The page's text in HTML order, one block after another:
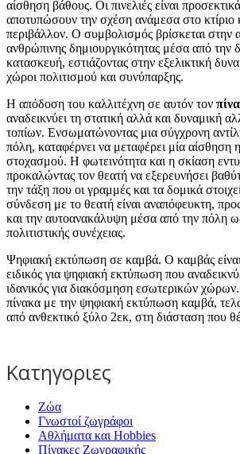
αίσθηση βάθους. Οι πινελιές είναι
αποτυπώσουν την σχέση ανάμεσα στο κτίριο
περιβάλλον. Ο συμβολισμός βρίσκεται στην
ανθρώπινης δημιουργικότητας μέσα από την
κατασκευή, εστιάζοντας στην εξελικτική
χώροι πολιτισμού και συνύπαρξης.
Η απόδοση του καλλιτέχνη σε αυτόν τον
αναδεικνύει τη στατική αλλά και δυναμική
τοπίων. Ενσωματώνοντας μια σύγχρονη
πόλη, καταφέρνει να μεταφέρει μία αίσθηση
στοχασμού. Η φωτεινότητα και η σκίαση
προκαλώντας τον θεατή να εξερευνήσει
την τάξη που οι γραμμές και τα δομικά
σύνδεση με το θεατή είναι αναπόφευκτη,
και την αυτοανακάλυψη μέσα από την πόλη
πολιτιστικής συνέχειας.
Ψηφιακή εκτύπωση σε καμβά. Ο καμβάς
ειδικός για ψηφιακή εκτύπωση που
ιδανικός για διακόσμηση εσωτερικών
πίνακα με την ψηφιακή εκτύπωση καμβά,
από ανθεκτικό ξύλο 2εκ, στη διάσταση που
Κατηγοριες
Ζώα
Γνωστοί ζωγράφοι
Αθλήματα και Hobbies
Πίνακες Ζωγραφικής